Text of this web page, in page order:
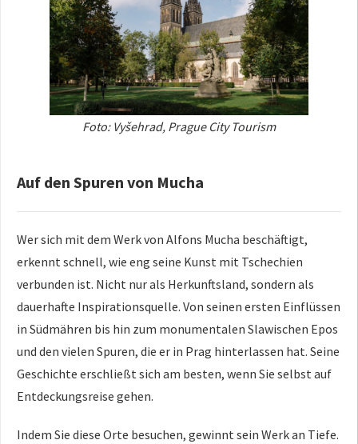
Foto: Vyšehrad, Prague City Tourism
Auf den Spuren von Mucha
Wer sich mit dem Werk von Alfons Mucha beschäftigt,
erkennt schnell, wie eng seine Kunst mit Tschechien
verbunden ist. Nicht nur als Herkunftsland, sondern als
dauerhafte Inspirationsquelle. Von seinen ersten Einflüssen
in Südmähren bis hin zum monumentalen Slawischen Epos
und den vielen Spuren, die er in Prag hinterlassen hat. Seine
Geschichte erschließt sich am besten, wenn Sie selbst auf
Entdeckungsreise gehen.
Indem Sie diese Orte besuchen, gewinnt sein Werk an Tiefe.